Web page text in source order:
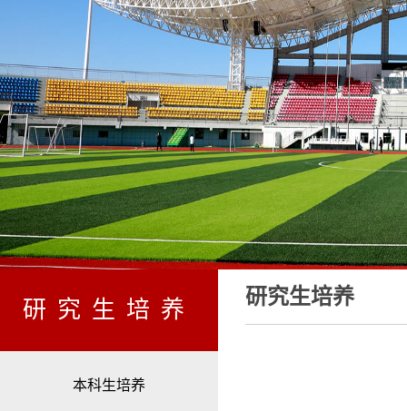
研究生培养
本科生培养
研究生培养